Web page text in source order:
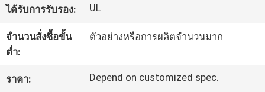
กับ
เรา
ทัวร์
ได้รับการรับรอง: UL
จำนวนสั่งซื้อขั้น
ต่ำ:
ตัวอย่างหรือการผลิตจำนวนมาก
ราคา: Depend on customized spec.